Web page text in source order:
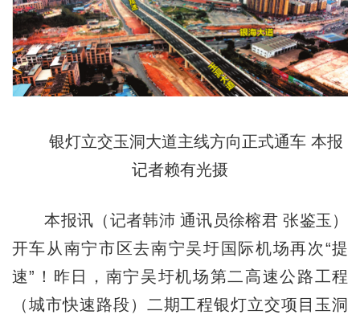
银灯立交玉洞大道主线方向正式通车 本报
记者赖有光摄
本报讯（记者韩沛 通讯员徐榕君 张鉴玉）
开车从南宁市区去南宁吴圩国际机场再次“提
速”！昨日，南宁吴圩机场第二高速公路工程
（城市快速路段）二期工程银灯立交项目玉洞